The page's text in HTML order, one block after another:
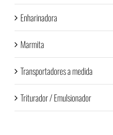
Enharinadora
Marmita
Transportadores a medida
Triturador / Emulsionador